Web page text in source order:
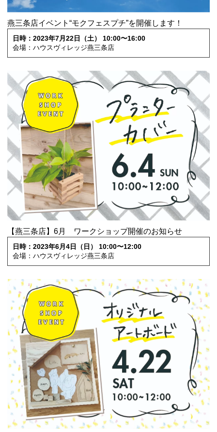
燕三条店イベント“モクフェスプチ”を開催します！
日時：2023年7月22日（土） 10:00〜16:00
会場：ハウスヴィレッジ燕三条店
【燕三条店】6月 ワークショップ開催のお知らせ
日時：2023年6月4日（日） 10:00〜12:00
会場：ハウスヴィレッジ燕三条店